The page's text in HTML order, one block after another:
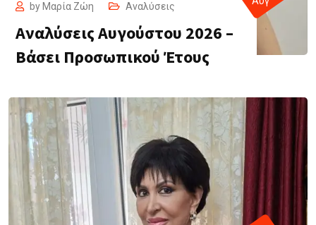
by Μαρία Ζώη Αναλύσεις
Αναλύσεις Αυγούστου 2026 –
Βάσει Προσωπικού Έτους